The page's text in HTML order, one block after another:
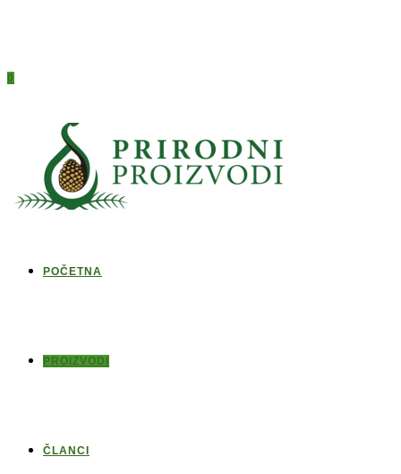
0
POČETNA
PROIZVODI
ČLANCI